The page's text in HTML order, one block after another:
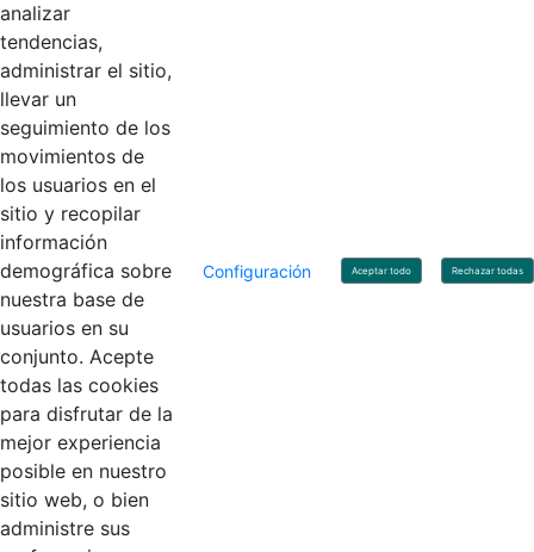
Linkedin
Contacto
Línea de servicio al ciudadano: +57(601) 492 64 00
Correo Institucional:
Correo de notificaciones judiciales:
notificacionjudicial@contaduria.gov.co
Correo de Asuntos disciplinarios:
asuntosdisciplinarios@contaduria.gov.co
Línea Anticorrupción: +57(601) 492 64 00 Ext. 4
Política de privacidad y protección de datos personales
Política de derechos de autor
Términos y condiciones de uso
© Copyright 2026 - Todos los derechos reservados
Gobierno de Colombia
analizar
tendencias,
administrar el sitio,
llevar un
seguimiento de los
movimientos de
los usuarios en el
sitio y recopilar
información
demográfica sobre
nuestra base de
usuarios en su
conjunto. Acepte
todas las cookies
para disfrutar de la
mejor experiencia
posible en nuestro
sitio web, o bien
administre sus
Configuración Aceptar todo Rechazar todas